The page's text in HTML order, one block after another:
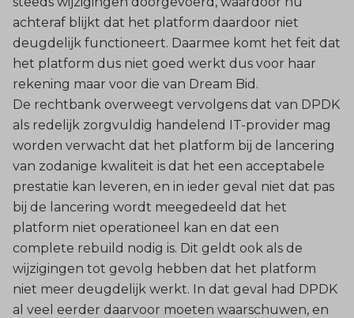
achteraf blijkt dat het platform daardoor niet
deugdelijk functioneert. Daarmee komt het feit dat
het platform dus niet goed werkt dus voor haar
rekening maar voor die van Dream Bid.
De rechtbank overweegt vervolgens dat van DPDK
als redelijk zorgvuldig handelend IT-provider mag
worden verwacht dat het platform bij de lancering
van zodanige kwaliteit is dat het een acceptabele
prestatie kan leveren, en in ieder geval niet dat pas
bij de lancering wordt meegedeeld dat het
platform niet operationeel kan en dat een
complete rebuild nodig is. Dit geldt ook als de
wijzigingen tot gevolg hebben dat het platform
niet meer deugdelijk werkt. In dat geval had DPDK
al veel eerder daarvoor moeten waarschuwen, en